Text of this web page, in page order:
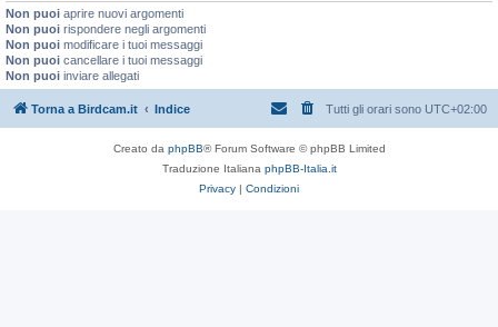
Non puoi aprire nuovi argomenti
Non puoi rispondere negli argomenti
Non puoi modificare i tuoi messaggi
Non puoi cancellare i tuoi messaggi
Non puoi inviare allegati
Torna a Birdcam.it Indice Tutti gli orari sono UTC+02:00
Creato da phpBB® Forum Software © phpBB Limited
Traduzione Italiana phpBB-Italia.it
Privacy | Condizioni